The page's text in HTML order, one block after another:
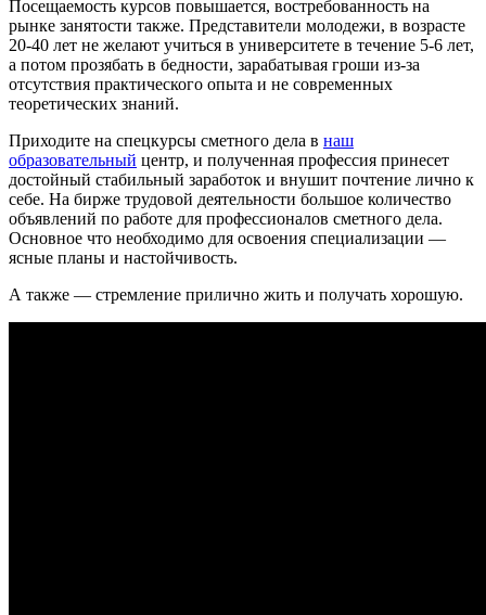
Посещаемость курсов повышается, востребованность на
рынке занятости также. Представители молодежи, в возрасте
20-40 лет не желают учиться в университете в течение 5-6 лет,
а потом прозябать в бедности, зарабатывая гроши из-за
отсутствия практического опыта и не современных
теоретических знаний.
Приходите на спецкурсы сметного дела в наш
образовательный центр, и полученная профессия принесет
достойный стабильный заработок и внушит почтение лично к
себе. На бирже трудовой деятельности большое количество
объявлений по работе для профессионалов сметного дела.
Основное что необходимо для освоения специализации —
ясные планы и настойчивость.
А также — стремление прилично жить и получать хорошую.